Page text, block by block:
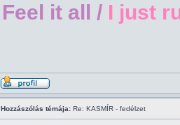
Feel it all / I just
Hozzászólás témája: Re: KASMÍR - fedélzet